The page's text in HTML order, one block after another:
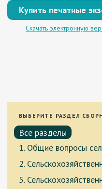
Купить печатные
Скачать электронную
ВЫБЕРИТЕ РАЗДЕЛ
Все разделы
1. Общие вопросы
2.
5.